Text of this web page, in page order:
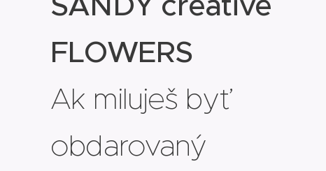
FLOWERS
Ak miluješ byť
obdarovaný